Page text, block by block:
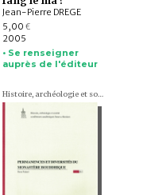
Jean-Pierre DREGE
5,00 €
2005
• Se renseigner
auprès de l'éditeur
Histoire, archéologie et société. Conférences académiques franco-chinoises